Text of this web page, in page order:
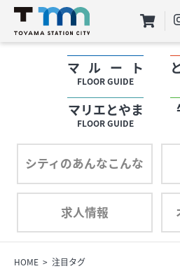
マルート
FLOOR GUIDE
マリエとやま
FLOOR GUIDE
シティのあんなこんな
求人情報
フロアガイ
ショップリ
プロフィー
フロアガイ
HOME 注目タグ